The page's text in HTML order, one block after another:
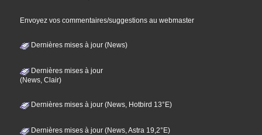
Envoyez vos commentaires/suggestions au webmaster
Dernières mises à jour (News)
Dernières mises à jour
(News, Clair)
Dernières mises à jour (News, Hotbird 13°E)
Dernières mises à jour (News, Astra 19,2°E)